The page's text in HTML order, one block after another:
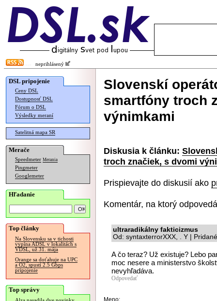
neprihlásený
DSL pripojenie
Ceny DSL
Dostupnosť DSL
Fórum o DSL
Výsledky meraní
Satelitná mapa SR
Merače
Speedmeter Merania
Pingmeter
Googlemeter
Hľadanie
Top články
Na Slovensku sa v tichosti
vypína ADSL v lokalitách s
VDSL, už 31. mája
Orange sa doťahuje na UPC
a O2, spustí 2.5 Gbps
pripojenie
Top správy
Slovenskí
smartfóny troch
výnimkami
Diskusia k článku:
troch značiek, s dvomi
Prispievajte do diskusií ako
Komentár, na ktorý
ultraradikálny fakticizmus
Od: syntaxterrorXXX, . Y |
A čo teraz? Už existuje? Lebo
moc nesere a ministerstvo
nevyhľadáva.
Odpovedať
Meno: